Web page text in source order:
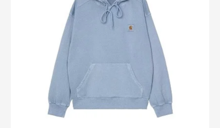
Южно-Сахалинск